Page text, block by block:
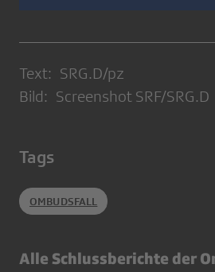
Text: SRG.D/pz
Bild: Screenshot SRF/SRG.D
Tags
OMBUDSFALL
Alle Schlussberichte der